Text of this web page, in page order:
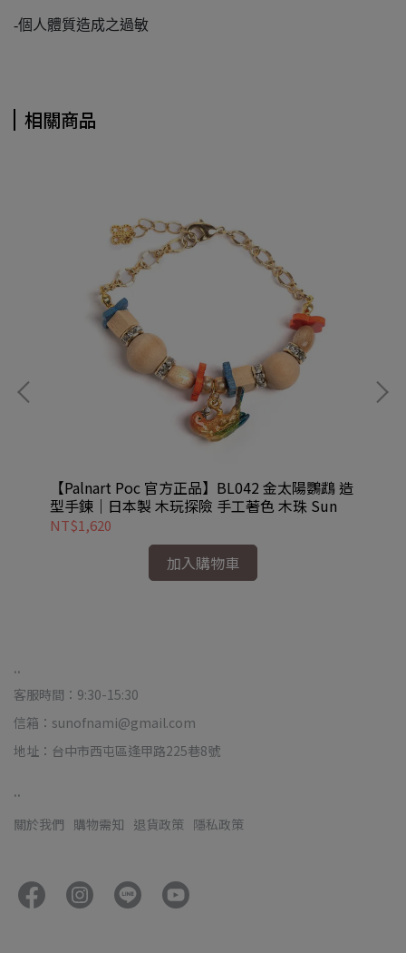
-個人體質造成之過敏
相關商品
【Palnart Poc 官方正品】BL042 金太陽鸚鵡 造
型手鍊｜日本製 木玩探險 手工著色 木珠 Sun
NT$1,620
加入購物車
..
客服時間：9:30-15:30
信箱：sunofnami@gmail.com
地址：台中市西屯區逢甲路225巷8號
..
關於我們 購物需知 退貨政策 隱私政策